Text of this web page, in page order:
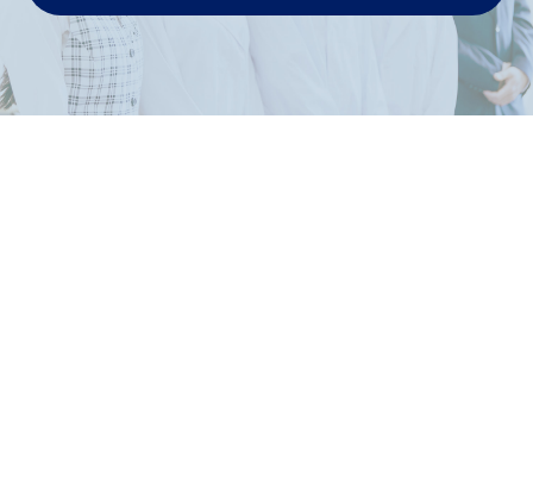
下肢静脈瘤
血管について
下肢静脈瘤 ＜症状＞